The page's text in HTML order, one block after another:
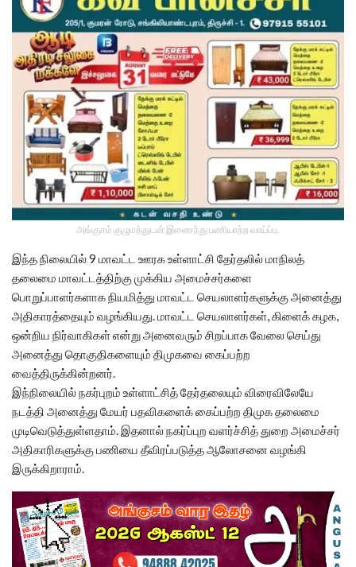
அங்குசம் குழுமத்துடன் இணைந்து பணியாற்ற வாய்ப்பு.
இந்த நிலையில் 9 மாவட்ட ஊரக உள்ளாட்சி தேர்தலில் மாநிலத்
தலைமை மாவட்டத்திற்கு முக்கிய அமைச்சர்களை
பொறுப்பாளர்களாக நியமித்து மாவட்ட செயலாளர்களுக்கு அனைத்து
அதிகாரத்தையும் வழங்கியது. மாவட்ட செயலாளர்கள், கிளைக் கழக,
ஒன்றிய நிர்வாகிகள் என்று அனைவரும் சிறப்பாக வேலை செய்து
அனைத்து தொகுதிகளையும் திமுகவை கைப்பற்ற
வைத்திருக்கின்றனர்.
இந்நிலையில் நகர்புறம் உள்ளாட்சித் தேர்தலையும் விரைவிலேயே
நடத்தி அனைத்து மேயர் பதவிகளைக் கைப்பற்ற திமுக தலைமை
முடிவெடுத்துள்ளதாம். இதனால் நகர்ப்புற வளர்ச்சித் துறை அமைச்சர்
அதிகாரிகளுக்கு பணியை தீவிரப்படுத்த ஆலோசனை வழங்கி
இருக்கிறாராம்.